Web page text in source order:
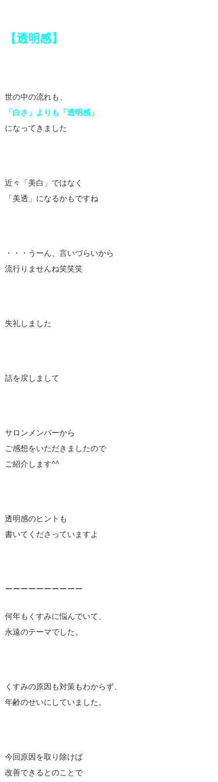
【透明感】
世の中の流れも、
「白さ」よりも「透明感」
になってきました
近々「美白」ではなく
「美透」になるかもですね
・・・うーん、言いづらいから
流行りませんね笑笑笑
失礼しました
話を戻しまして
サロンメンバーから
ご感想をいただきましたので
ご紹介します^^
透明感のヒントも
書いてくださっていますよ
ーーーーーーーーーー
何年もくすみに悩んでいて、
永遠のテーマでした。
くすみの原因も対策もわからず、
年齢のせいにしていました。
今回原因を取り除けば
改善できるとのことで